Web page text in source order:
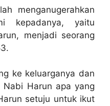
menganugerahkan
kepadanya, yaitu
menjadi seorang
ke keluarganya dan
Nabi Harun apa yang
setuju untuk ikut